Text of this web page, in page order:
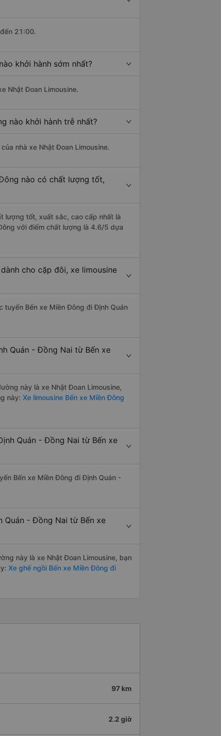
21:00.
khởi hành sớm nhất?
Nhật Đoan Limousine.
nào khởi hành trễ nhất?
nhà xe Nhật Đoan Limousine.
nào có chất lượng tốt,
lượng tốt, xuất sắc, cao cấp nhất là
với điểm chất lượng là 4.6/5 dựa
cho cặp đôi, xe limousine
tuyến Bến xe Miền Đông đi Định Quán
Quán - Đồng Nai từ Bến xe
này là xe Nhật Đoan Limousine,
này: Xe limousine Bến xe Miền Đông
Quán - Đồng Nai từ Bến xe
Bến xe Miền Đông đi Định Quán -
Quán - Đồng Nai từ Bến xe
này là xe Nhật Đoan Limousine, bạn
Xe ghế ngồi Bến xe Miền Đông đi
97 km
2.2 giờ